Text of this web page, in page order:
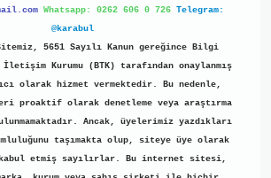
Whatsapp: 0262 606 0 726 Telegram:
@karabul
5651 Sayılı Kanun gereğince Bilgi
Kurumu (BTK) tarafından onaylanmış
olarak hizmet vermektedir. Bu nedenle,
proaktif olarak denetleme veya araştırma
Ancak, üyelerimiz yazdıkları
taşımakta olup, siteye üye olarak
kabul etmiş sayılırlar. Bu internet sitesi,